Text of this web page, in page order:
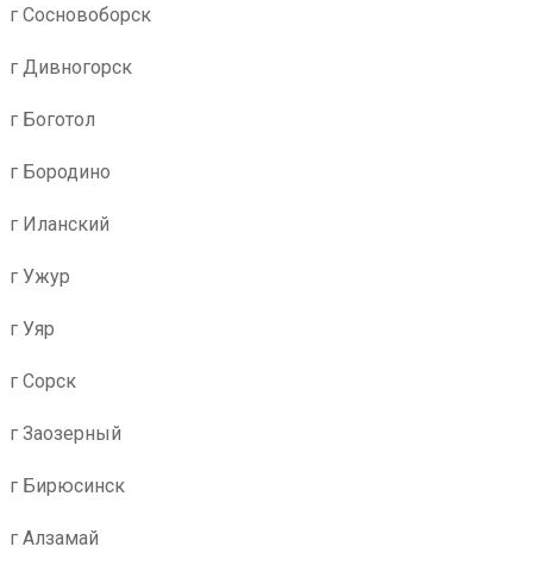
г Сосновоборск
г Дивногорск
г Боготол
г Бородино
г Иланский
г Ужур
г Уяр
г Сорск
г Заозерный
г Бирюсинск
г Алзамай